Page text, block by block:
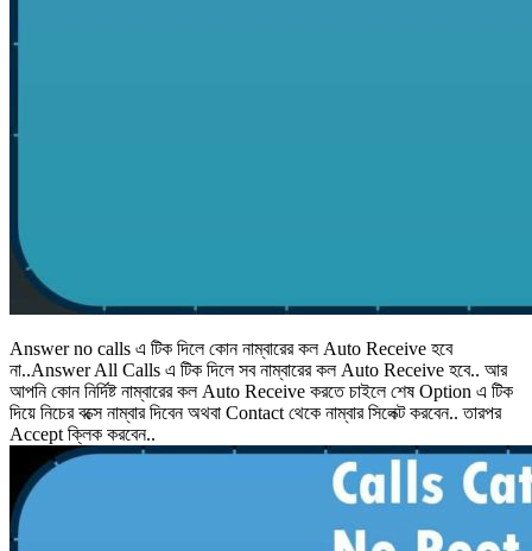
Answer no calls এ টিক দিলে কোন নাম্বারের কল Auto Receive হবে
না..Answer All Calls এ টিক দিলে সব নাম্বারের কল Auto Receive হবে.. আর
আপনি কোন নির্দিষ্ট নাম্বারের কল Auto Receive করতে চাইলে শেষ Option এ টিক
দিয়ে নিচের বক্সে নাম্বার দিবেন অথবা Contact থেকে নাম্বার সিলেক্ট করবেন.. তারপর
Accept ক্লিক করবেন..